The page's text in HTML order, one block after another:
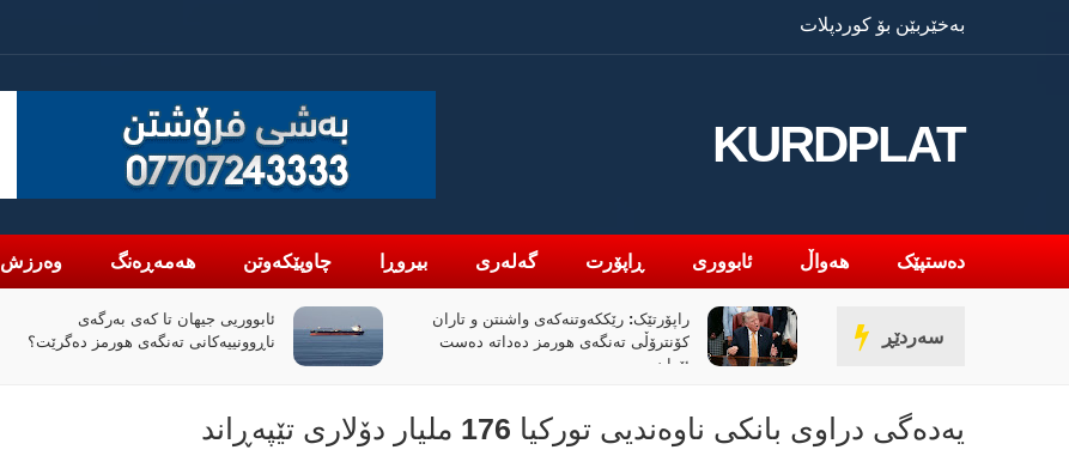
بەخێربێن بۆ کوردپلات
KURDPLAT
دەستپێک هەواڵ ئابووری ڕاپۆرت گەلەری بیروڕا چاوپێکەوتن هەمەڕەنگ وەرزش
سەردێڕ
ئابووریی جیهان تا کەی بەرگەی
ناڕوونییەکانی تەنگەی هورمز دەگرێت؟
ڕووداوێکی جیهانی؟
راپۆرتێک: رێککەوتنەکەی واشنتن و تاران
کۆنترۆڵی تەنگەی هورمز دەداتە دەست
ئێران
یەدەگی دراوی بانکی ناوەندیی تورکیا 176 ملیار دۆلاری تێپەڕاند